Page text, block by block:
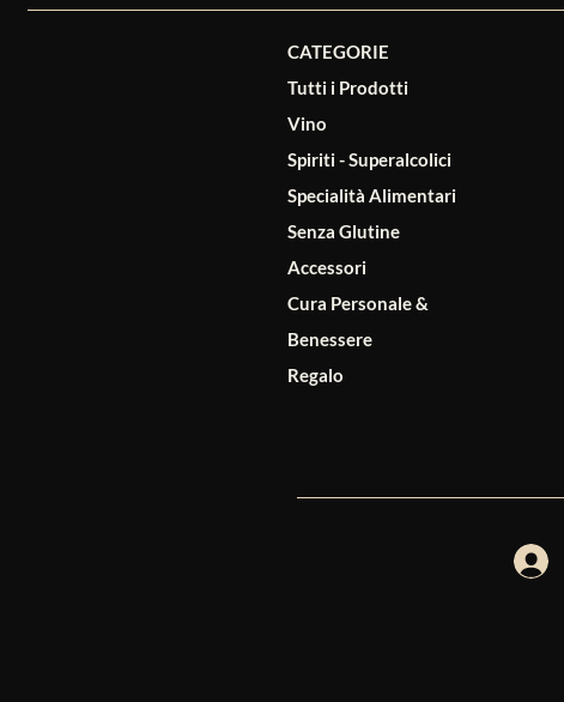
CATEGORIE
Tutti i Prodotti
Vino
Spiriti - Superalcolici
Specialità Alimentari
Senza Glutine
Accessori
Cura Personale &
Benessere
Regalo